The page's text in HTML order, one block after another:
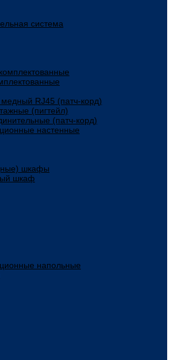
система
RJ45 (патч-корд)
(пигтейл)
(патч-корд)
настенные
шкафы
шкаф
напольные